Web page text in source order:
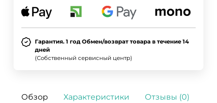
Гарантия. 1 год Обмен/возврат товара в течение 14
дней
(Собственный сервисный центр)
Обзор Характеристики Отзывы (0)